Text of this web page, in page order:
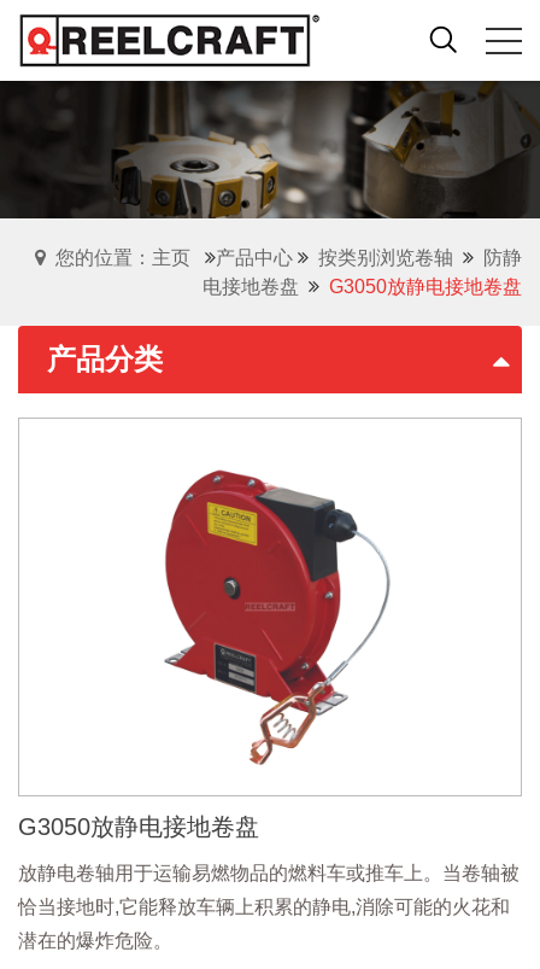
您的位置：主页 产品中心 按类别浏览卷轴
防静
电接地卷盘
G3050放静电接地卷盘
产品分类
G3050放静电接地卷盘
放静电卷轴用于运输易燃物品的燃料车或推车上。当卷轴被
恰当接地时,它能释放车辆上积累的静电,消除可能的火花和
潜在的爆炸危险。